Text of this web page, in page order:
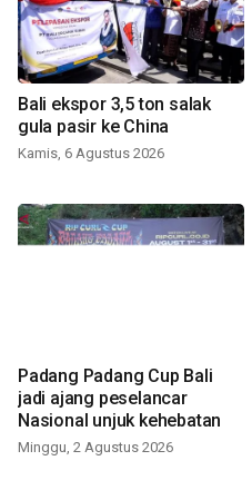
Bali ekspor 3,5 ton salak
gula pasir ke China
Kamis, 6 Agustus 2026
Padang Padang Cup Bali
jadi ajang peselancar
Nasional unjuk kehebatan
Minggu, 2 Agustus 2026